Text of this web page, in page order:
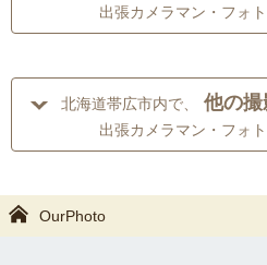
出張カメラマン・フォ
北海道帯広市内で、 他の
出張カメラマン・フォ
OurPhoto